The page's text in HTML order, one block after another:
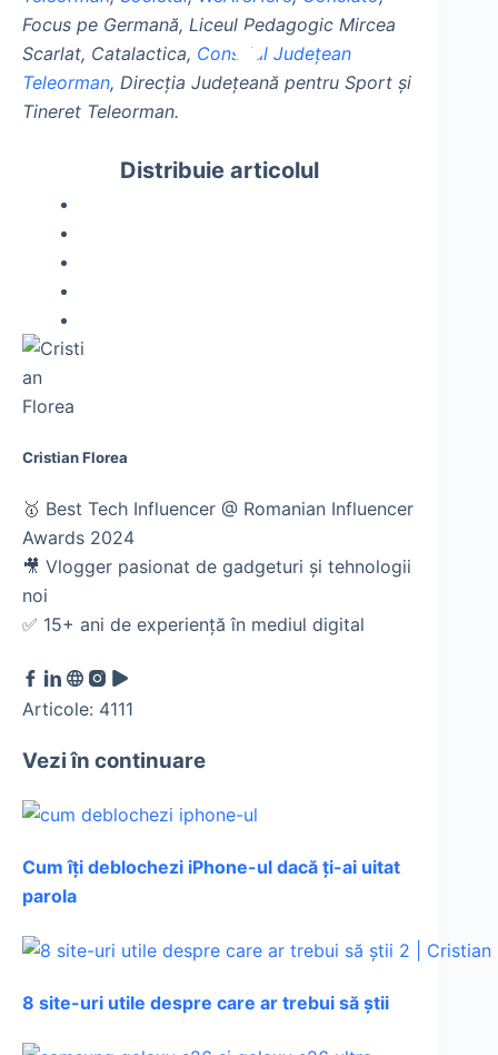
Focus pe Germană, Liceul Pedagogic Mircea
Scarlat, Catalactica, Consiliul Județean
Teleorman, Direcția Județeană pentru Sport și
Tineret Teleorman.
Distribuie articolul
Cristian Florea
🥇 Best Tech Influencer @ Romanian Influencer
Awards 2024
🎥 Vlogger pasionat de gadgeturi și tehnologii
noi
✅ 15+ ani de experiență în mediul digital
Articole: 4111
Vezi în continuare
Cum îți deblochezi iPhone-ul dacă ți-ai uitat
parola
8 site-uri utile despre care ar trebui să știi